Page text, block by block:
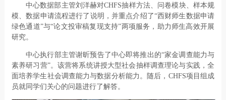
中心数据部主管刘洋赫对CHFS抽样方法、问卷模块、样本规
模、数据申请流程进行了说明，并重点介绍了“西财师生数据申请
绿色通道”与“论文投审稿复现支持”两项服务，助力师生高效开展
研究。
中心执行部主管谢昕预告了中心即将推出的“家金调查能力与
素养研习营”。该营将系统讲授大型社会抽样调查理论与实践，全
面培养学生社会调查能力与数据分析能力。随后，CHFS项目组成
员就同学们关心的问题进行了解答。